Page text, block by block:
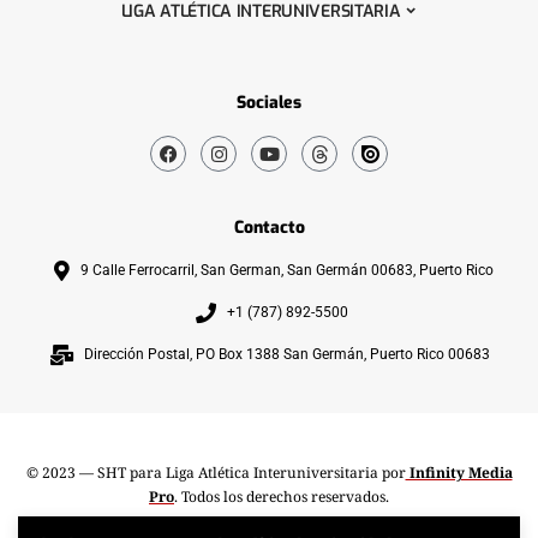
LIGA ATLÉTICA INTERUNIVERSITARIA
Sociales
Contacto
9 Calle Ferrocarril, San German, San Germán 00683, Puerto Rico
+1 (787) 892-5500
Dirección Postal, PO Box 1388 San Germán, Puerto Rico 00683
© 2023 — SHT para Liga Atlética Interuniversitaria porInfinity Media
Pro. Todos los derechos reservados.